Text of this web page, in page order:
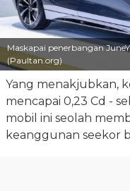
Maskapai penerbangan
(Paultan.org)
Yang menakjubkan,
mencapai 0,23 Cd -
mobil ini seolah
keanggunan seekor